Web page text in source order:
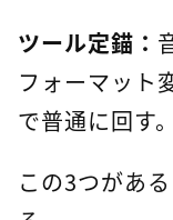
ツール定錨：
フォーマット
で普通に回す。
この3つがあ